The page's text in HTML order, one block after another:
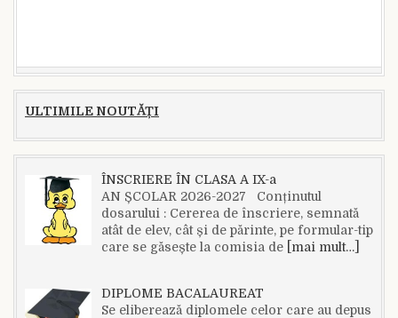
ULTIMILE NOUTĂȚI
ÎNSCRIERE ÎN CLASA A IX-a
AN ȘCOLAR 2026-2027 Conținutul
dosarului : Cererea de înscriere, semnată
atât de elev, cât și de părinte, pe formular-tip
care se găsește la comisia de
[mai mult…]
DIPLOME BACALAUREAT
Se eliberează diplomele celor care au depus